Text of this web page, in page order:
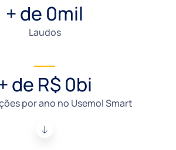
+ de 0mil
Laudos
de R$ 0bi
por ano no Usemol Smart